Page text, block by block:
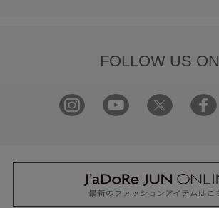
FOLLOW US ON